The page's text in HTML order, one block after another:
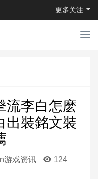
更多关注
导
流李白怎麽
出裝銘文裝
游戏资讯 124